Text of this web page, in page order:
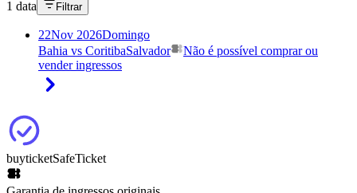
1 data Filtrar
22Nov 2026Domingo
Bahia vs CoritibaSalvador
Não é possível comprar ou
vender ingressos
buyticketSafeTicket